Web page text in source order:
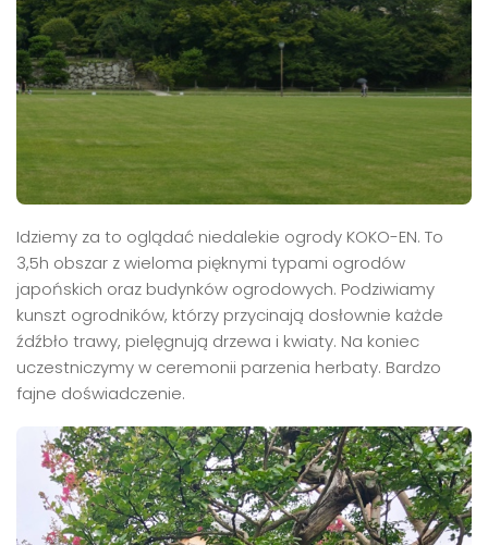
Idziemy za to oglądać niedalekie ogrody KOKO-EN. To
3,5h obszar z wieloma pięknymi typami ogrodów
japońskich oraz budynków ogrodowych. Podziwiamy
kunszt ogrodników, którzy przycinają dosłownie każde
źdźbło trawy, pielęgnują drzewa i kwiaty. Na koniec
uczestniczymy w ceremonii parzenia herbaty. Bardzo
fajne doświadczenie.